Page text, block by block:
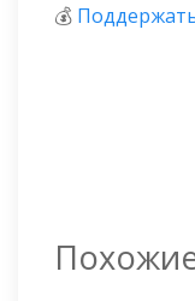
💰